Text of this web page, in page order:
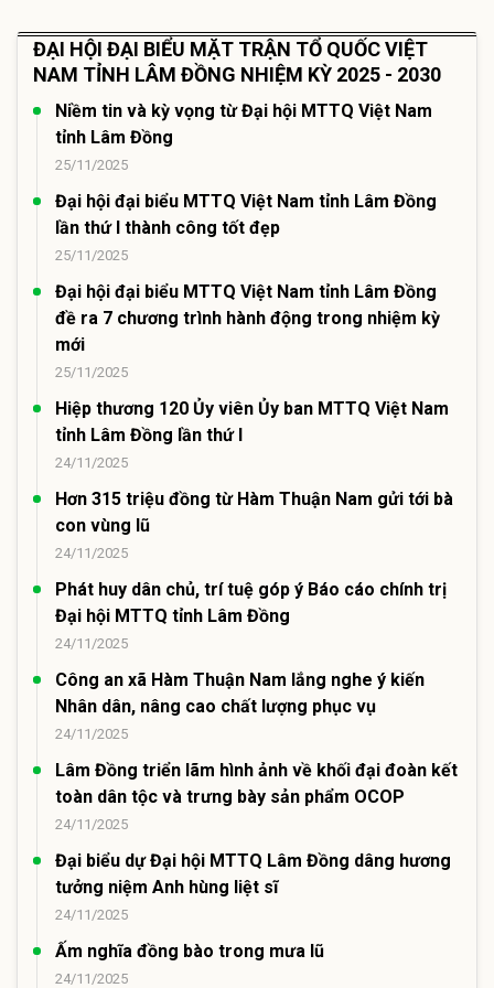
ĐẠI HỘI ĐẠI BIỂU MẶT TRẬN TỔ QUỐC VIỆT
NAM TỈNH LÂM ĐỒNG NHIỆM KỲ 2025 - 2030
Niềm tin và kỳ vọng từ Đại hội MTTQ Việt Nam
tỉnh Lâm Đồng
25/11/2025
Đại hội đại biểu MTTQ Việt Nam tỉnh Lâm Đồng
lần thứ I thành công tốt đẹp
25/11/2025
Đại hội đại biểu MTTQ Việt Nam tỉnh Lâm Đồng
đề ra 7 chương trình hành động trong nhiệm kỳ
mới
25/11/2025
Hiệp thương 120 Ủy viên Ủy ban MTTQ Việt Nam
tỉnh Lâm Đồng lần thứ I
24/11/2025
Hơn 315 triệu đồng từ Hàm Thuận Nam gửi tới bà
con vùng lũ
24/11/2025
Phát huy dân chủ, trí tuệ góp ý Báo cáo chính trị
Đại hội MTTQ tỉnh Lâm Đồng
24/11/2025
Công an xã Hàm Thuận Nam lắng nghe ý kiến
Nhân dân, nâng cao chất lượng phục vụ
24/11/2025
Lâm Đồng triển lãm hình ảnh về khối đại đoàn kết
toàn dân tộc và trưng bày sản phẩm OCOP
24/11/2025
Đại biểu dự Đại hội MTTQ Lâm Đồng dâng hương
tưởng niệm Anh hùng liệt sĩ
24/11/2025
Ấm nghĩa đồng bào trong mưa lũ
24/11/2025